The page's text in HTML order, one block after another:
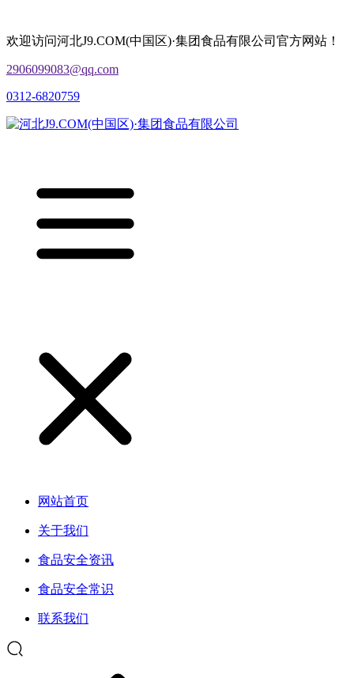
欢迎访问河北J9.COM(中国区)·集团食品有限公司官方网站！
2906099083@qq.com
0312-6820759
网站首页
关于我们
食品安全资讯
食品安全常识
联系我们